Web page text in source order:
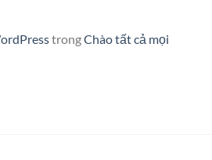
trongChào tất cả mọi